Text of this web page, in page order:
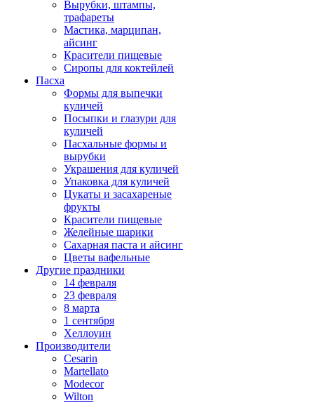
Вырубки, штампы,
трафареты
Мастика, марципан,
айсинг
Красители пищевые
Сиропы для коктейлей
Пасха
Формы для выпечки
куличей
Посыпки и глазури для
куличей
Пасхальные формы и
вырубки
Украшения для куличей
Упаковка для куличей
Цукаты и засахареные
фрукты
Красители пищевые
Желейные шарики
Сахарная паста и айсинг
Цветы вафельные
Другие праздники
14 февраля
23 февраля
8 марта
1 сентября
Хеллоуин
Производители
Cesarin
Martellato
Modecor
Wilton